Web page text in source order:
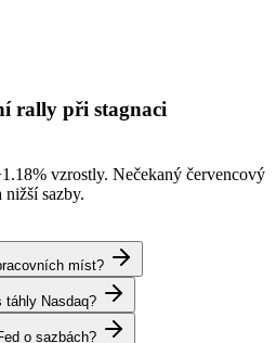
rally při stagnaci
vzrostly. Nečekaný červencový
sazby.
míst?
táhly Nasdaq?
o sazbách?